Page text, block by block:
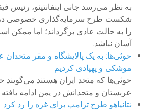
به نظر می‌رسد جانی اینفانتینو، رئیس
شکست طرح سرمایه‌گذاری خصوصی در
را به حالت عادی برگرداند؛ اما ممکن
آسان نباشد.
حوثی‌ها: به یک پالایشگاه و مقر متحدان
موشکی و پهپادی کردیم
حوثی‌ها که متحد ایران هستند می‌گویند
عربستان و متحدانش در یمن ادامه
نتانیاهو طرح ترامپ برای غزه را رد کرد